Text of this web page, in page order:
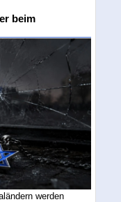
beim
werden